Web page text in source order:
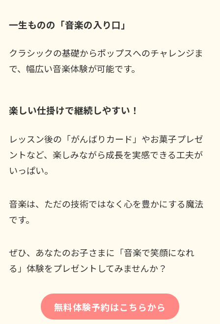
一生ものの「音楽の入り口」
クラシックの基礎からポップスへのチャレンジま
で、幅広い音楽体験が可能です。
楽しい仕掛けで継続しやすい！
レッスン後の「がんばりカード」やお菓子プレゼ
ントなど、楽しみながら成長を実感できる工夫が
いっぱい。
音楽は、ただの技術ではなく心を豊かにする魔法
です。
ぜひ、あなたのお子さまに「音楽で笑顔になれ
る」体験をプレゼントしてみませんか？
無料体験予約はこちらから